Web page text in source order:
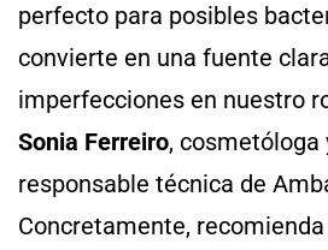
perfecto para posibles
convierte en una fuente
imperfecciones en nuestro
Sonia Ferreiro, cosmetóloga
responsable técnica de
Concretamente,